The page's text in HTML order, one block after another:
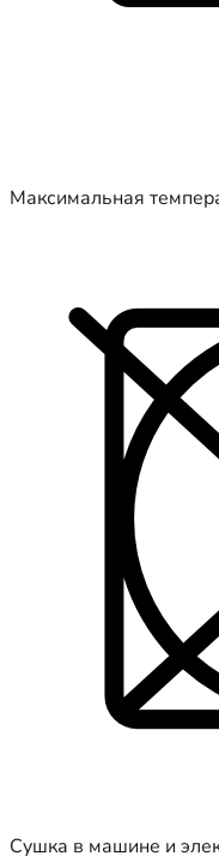
Максимальная
Сушка в машине и